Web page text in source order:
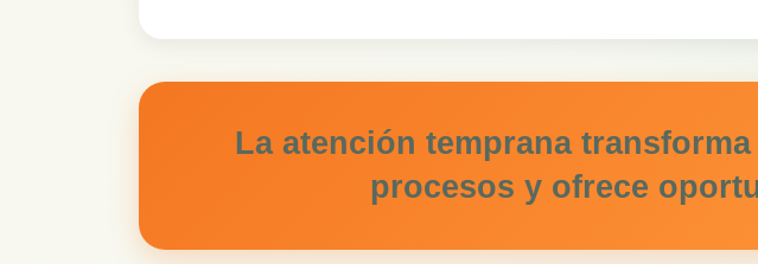
La atención temprana
procesos y ofrece